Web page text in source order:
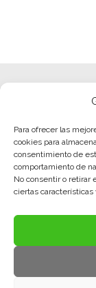
Para ofrecer las
cookies para
consentimiento de
comportamiento de
No consentir o retirar
ciertas